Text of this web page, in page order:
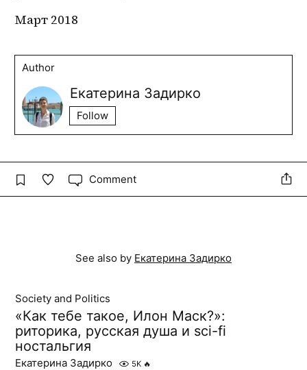
Март 2018
Author
Екатерина Задирко
Follow
Comment
See also by Екатерина Задирко
Society and Politics
«Как тебе такое, Илон Маск?»:
риторика, русская душа и sci-fi
ностальгия
Екатерина Задирко 5K 🔥